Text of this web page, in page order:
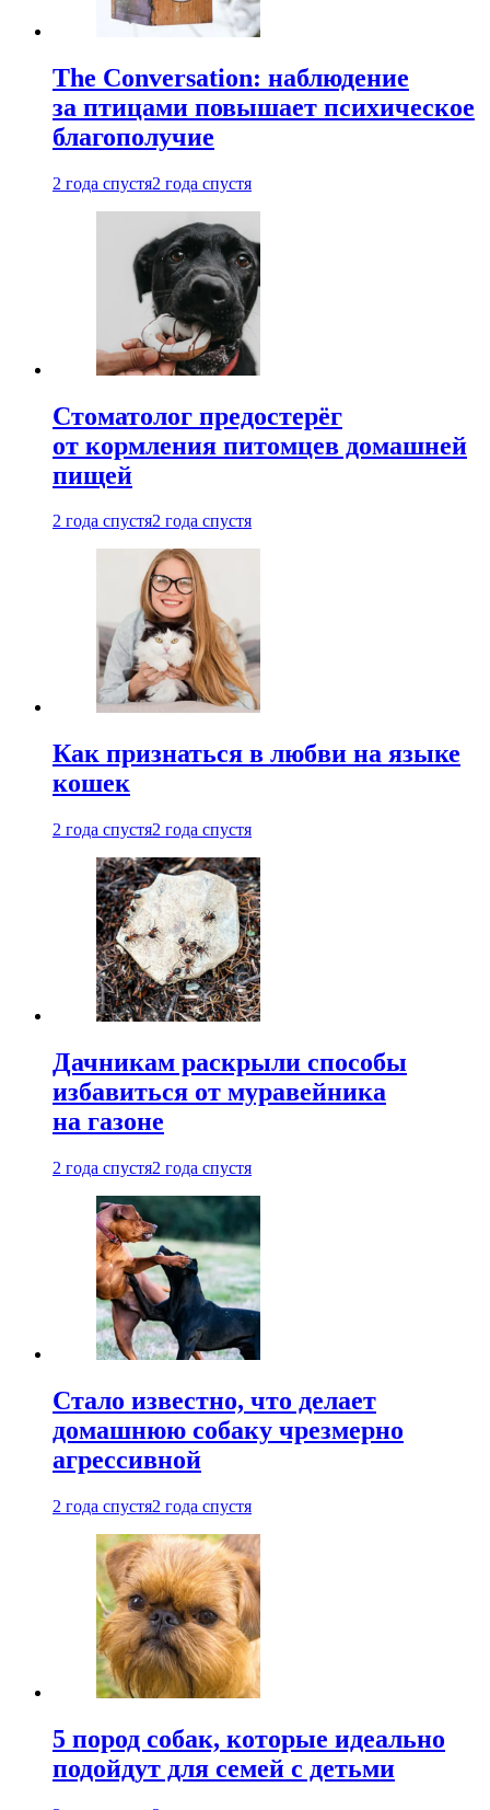
The Conversation: наблюдение
за птицами повышает психическое
благополучие
2 года спустя2 года спустя
Стоматолог предостерёг
от кормления питомцев домашней
пищей
2 года спустя2 года спустя
Как признаться в любви на языке
кошек
2 года спустя2 года спустя
Дачникам раскрыли способы
избавиться от муравейника
на газоне
2 года спустя2 года спустя
Стало известно, что делает
домашнюю собаку чрезмерно
агрессивной
2 года спустя2 года спустя
5 пород собак, которые идеально
подойдут для семей с детьми